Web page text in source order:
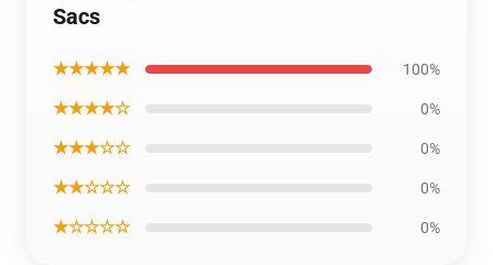
Sacs
★★★★★ 100%
★★★★☆ 0%
★★★☆☆ 0%
★★☆☆☆ 0%
★☆☆☆☆ 0%